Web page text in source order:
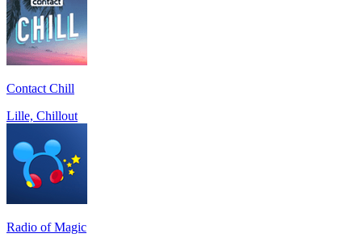
Contact Chill
Lille, Chillout
Radio of Magic